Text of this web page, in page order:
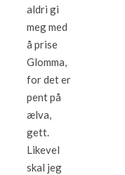
aldri gi
meg med
å prise
Glomma,
for det er
pent på
ælva,
gett.
Likevel
skal jeg